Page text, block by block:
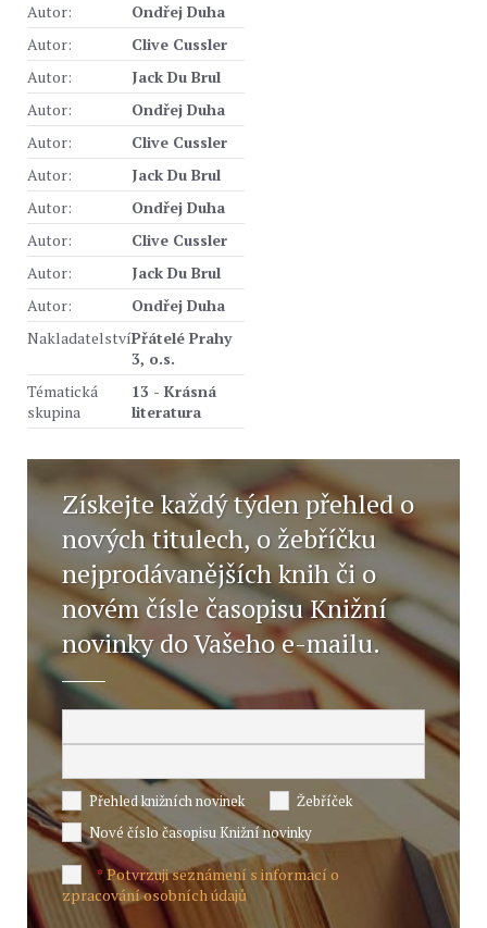
Autor:
Ondřej Duha
Autor:
Clive Cussler
Autor:
Jack Du Brul
Autor:
Ondřej Duha
Autor:
Clive Cussler
Autor:
Jack Du Brul
Autor:
Ondřej Duha
Autor:
Clive Cussler
Autor:
Jack Du Brul
Autor:
Ondřej Duha
NakladatelstvíPřátelé Prahy
3, o.s.
Tématická
skupina
13 - Krásná
literatura
Získejte každý týden přehled o
nových titulech, o žebříčku
nejprodávanějších knih či o
novém čísle časopisu Knižní
novinky do Vašeho e-mailu.
Přehled knižních novinek
Žebříček
Nové číslo časopisu Knižní novinky
*Potvrzuji seznámení s informací o
zpracování osobních údajů